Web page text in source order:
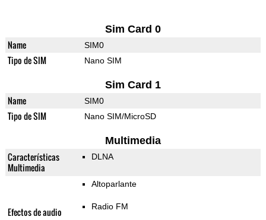
Sim Card 0
Name SIM0
Tipo de SIM Nano SIM
Sim Card 1
Name SIM0
Tipo de SIM Nano SIM/MicroSD
Multimedia
Características
Multimedia
DLNA
Efectos de audio
Altoparlante
Radio FM